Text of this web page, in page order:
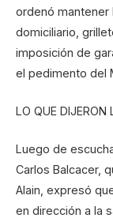
ordenó
domiciliario,
imposición de
el pedimento del
LO QUE DIJERON
Luego de
Carlos Balcacer,
Alain, expresó
en dirección a la